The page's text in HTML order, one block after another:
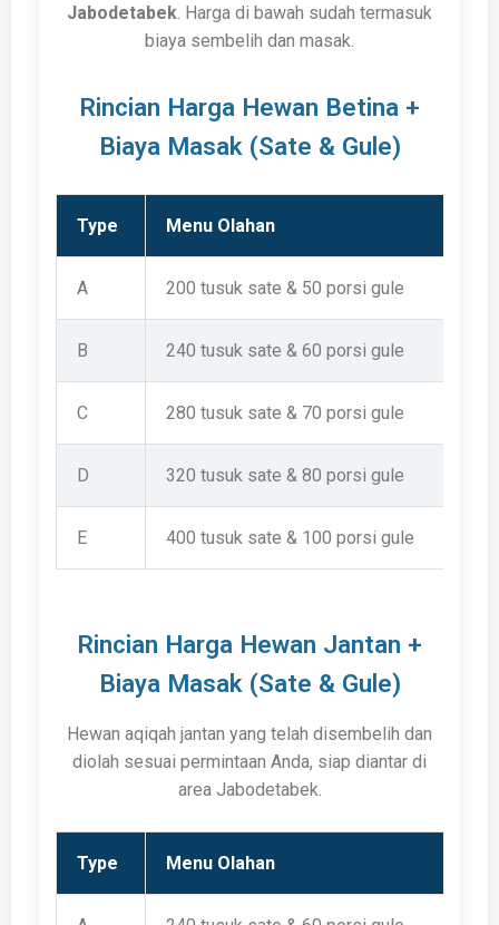
Jabodetabek . Harga di bawah sudah termasuk
biaya sembelih dan masak.
Rincian Harga Hewan Betina +
Biaya Masak (Sate & Gule)
Type Menu Olahan
A 200 tusuk sate & 50 porsi gule
B 240 tusuk sate & 60 porsi gule
C 280 tusuk sate & 70 porsi gule
D 320 tusuk sate & 80 porsi gule
E 400 tusuk sate & 100 porsi gule
Rincian Harga Hewan Jantan +
Biaya Masak (Sate & Gule)
Hewan aqiqah jantan yang telah disembelih dan
diolah sesuai permintaan Anda, siap diantar di
area Jabodetabek.
Type Menu Olahan